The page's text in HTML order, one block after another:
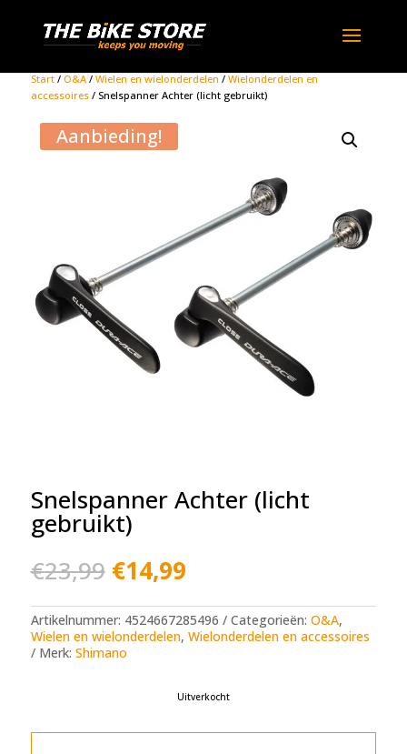
Start/ O&A/ Wielen en wielonderdelen / Wielonderdelen en
accessoires/ Snelspanner Achter (licht gebruikt)
Aanbieding!
Snelspanner Achter (licht
gebruikt)
€23,99 Oorspronkelijke
prijs
was:
€23,99.
€14,99Huidige
prijs
is:
€14,99.
Artikelnummer: 4524667285496 Categorieën: O&A,
Wielen en wielonderdelen, Wielonderdelen en accessoires
Merk: Shimano
Uitverkocht